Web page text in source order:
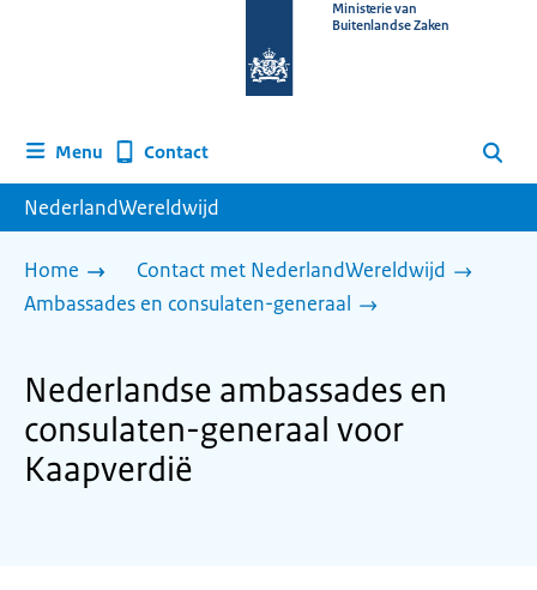
homepage
Ministerie van
Buitenlandse Zaken
Menu Contact Zoeken
NederlandWereldwijd
Home
Contact met NederlandWereldwijd
Ambassades en consulaten-generaal
Nederlandse ambassades en
consulaten-generaal voor
Kaapverdië